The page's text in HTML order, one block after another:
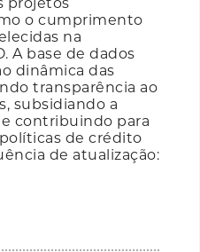
o cumprimento
na
A base de dados
dinâmica das
transparência ao
subsidiando a
contribuindo para
de crédito
de atualização: